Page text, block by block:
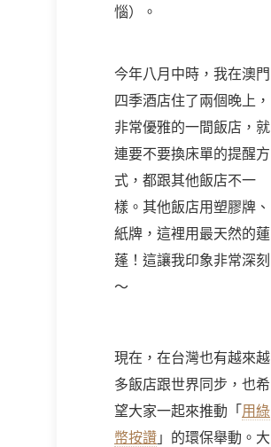
惱）。
今年八月中時，我在澳門
四季酒店住了兩個晚上，
非常優雅的一間飯店，就
連要不要換床單的提醒方
式，都跟其他飯店不一
樣。其他飯店用塑膠牌、
紙牌，這裡用最天然的蓮
蓬！這讓我印象非常深刻
～
現在，在台灣也有越來越
多飯店跟世界同步，也希
望大家一起來推動「 用綠
幣按讚 」的環保舉動。大